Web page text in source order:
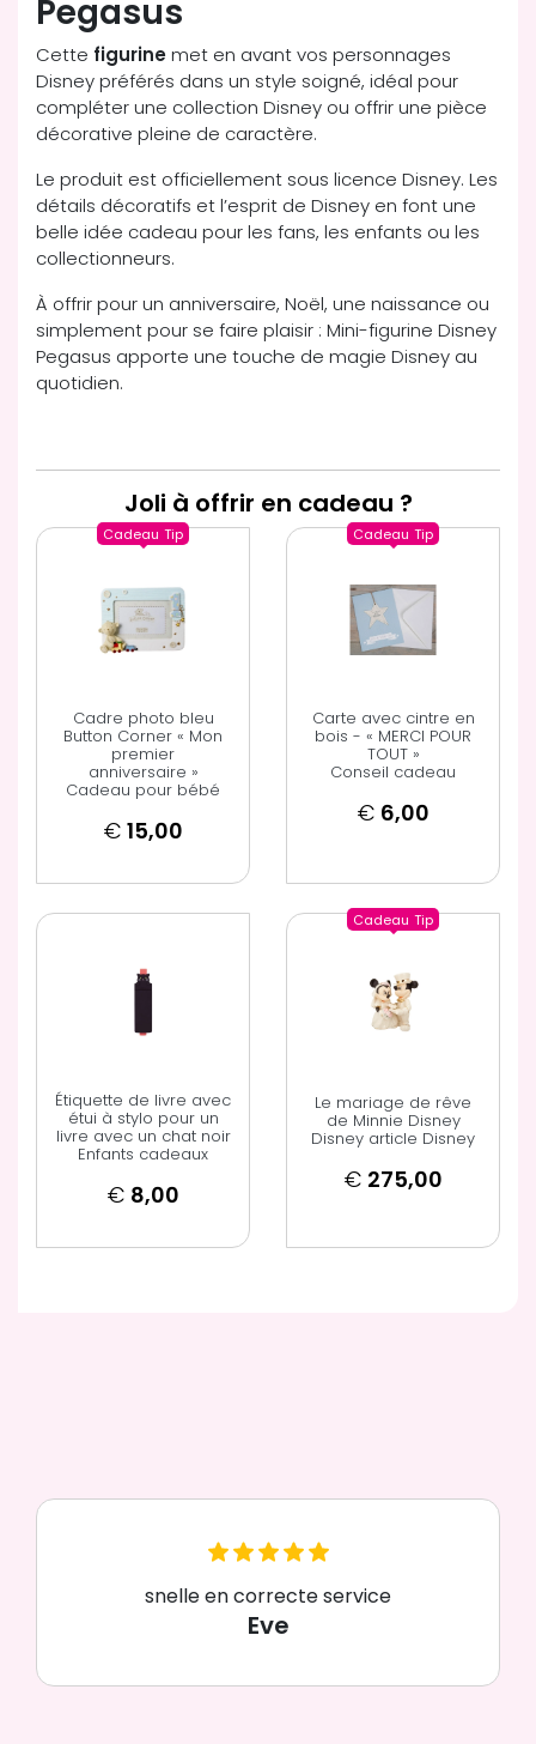
Pegasus
Cette figurinemet en avant vos personnages
Disney préférés dans un style soigné, idéal pour
compléter une collection Disney ou offrir une pièce
décorative pleine de caractère.
Le produit est officiellement sous licence Disney. Les
détails décoratifs et l’esprit de Disney en font une
belle idée cadeau pour les fans, les enfants ou les
collectionneurs.
À offrir pour un anniversaire, Noël, une naissance ou
simplement pour se faire plaisir : Mini-figurine Disney
Pegasus apporte une touche de magie Disney au
quotidien.
Joli à offrir en cadeau ?
Cadeau Tip
Cadre photo bleu
Button Corner « Mon
premier
anniversaire »
Cadeau pour bébé
€ 15,00
Cadeau Tip
Carte avec cintre en
bois - « MERCI POUR
TOUT »
Conseil cadeau
€ 6,00
Étiquette de livre avec
étui à stylo pour un
livre avec un chat noir
Enfants cadeaux
€ 8,00
Cadeau Tip
Le mariage de rêve
de Minnie Disney
Disney article Disney
€ 275,00
snelle en correcte service
Eve